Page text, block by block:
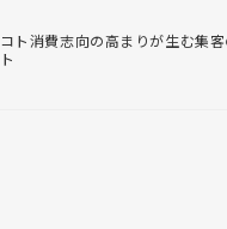
コト消費志向の高まりが生む集
ト